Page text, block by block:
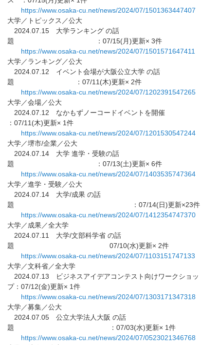
https://www.osaka-cu.net/news/2024/07/1501363447407
大学／トピックス／公大
2024.07.15 大学ランキング の話
題 ：07/15(月)更新× 3件
https://www.osaka-cu.net/news/2024/07/1501571647411
大学／ランキング／公大
2024.07.12 イベント会場が大阪公立大学 の話
題 ：07/11(木)更新× 2件
https://www.osaka-cu.net/news/2024/07/1202391547265
大学／会場／公大
2024.07.12 なかもずノーコードイベントを開催
：07/11(木)更新× 1件
https://www.osaka-cu.net/news/2024/07/1201530547244
大学／堺市/企業／公大
2024.07.14 大学 進学・受験の話
題 ：07/13(土)更新× 6件
https://www.osaka-cu.net/news/2024/07/1403535747364
大学／進学・受験／公大
2024.07.14 大学/成果 の話
題 ：07/14(日)更新×23件
https://www.osaka-cu.net/news/2024/07/1412354747370
大学／成果／全大学
2024.07.11 大学/文部科学省 の話
題 07/10(水)更新× 2件
https://www.osaka-cu.net/news/2024/07/1103151747133
大学／文科省／全大学
2024.07.13 ビジネスアイデアコンテスト向けワークショッ
プ：07/12(金)更新× 1件
https://www.osaka-cu.net/news/2024/07/1303171347318
大学／募集／公大
2024.07.05 公立大学法人大阪 の話
題 ：07/03(水)更新× 1件
https://www.osaka-cu.net/news/2024/07/0523021346768